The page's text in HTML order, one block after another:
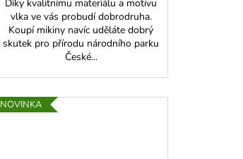
Díky kvalitnímu materiálu a motivu
vlka ve vás probudí dobrodruha.
Koupí mikiny navíc uděláte dobrý
skutek pro přírodu národního parku
České...
NOVINKA